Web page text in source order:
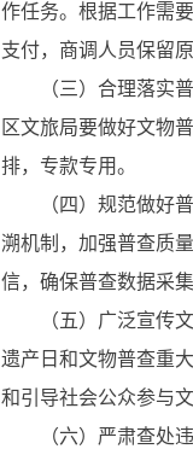
作任务。根据工作需
支付，商调人员保留
（三）合理落实
区文旅局要做好文物
排，专款专用。
（四）规范做好
溯机制，加强普查质
信，确保普查数据采
（五）广泛宣传
遗产日和文物普查重
和引导社会公众参与文
（六）严肃查处